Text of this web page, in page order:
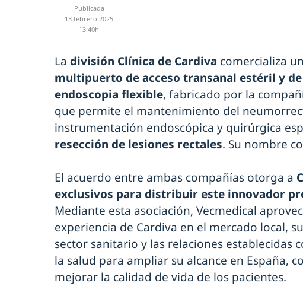
Publicada
13 febrero 2025
13:40h
La división Clínica de Cardiva comercializa un
multipuerto de acceso transanal estéril y
endoscopia flexible, fabricado por la
que permite el mantenimiento del
instrumentación endoscópica y quirúrgica
resección de lesiones rectales. Su nombre
El acuerdo entre ambas compañías otorga a
exclusivos para distribuir este innovador
Mediante esta asociación, Vecmedical
experiencia de Cardiva en el mercado local,
sector sanitario y las relaciones establecidas
la salud para ampliar su alcance en España,
mejorar la calidad de vida de los pacientes.